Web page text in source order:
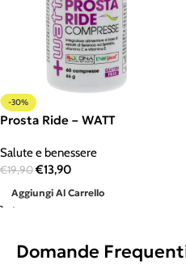
-30%
Prosta Ride – WATT
Salute e benessere
€19,90€13,90
Aggiungi Al Carrello
Domande